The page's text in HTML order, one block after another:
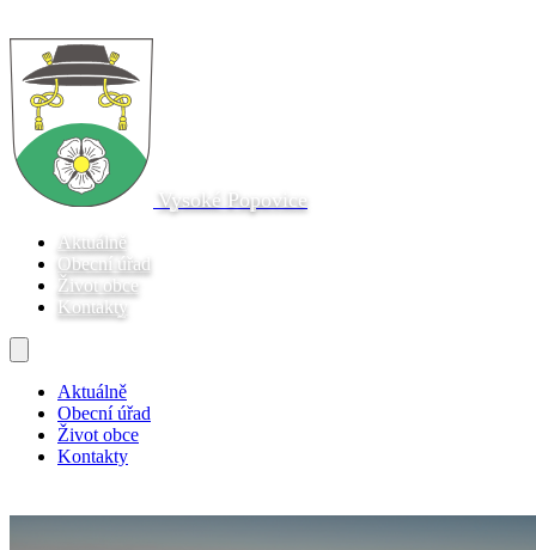
Vysoké Popovice
Aktuálně
Obecní úřad
Život obce
Kontakty
Aktuálně
Obecní úřad
Život obce
Kontakty